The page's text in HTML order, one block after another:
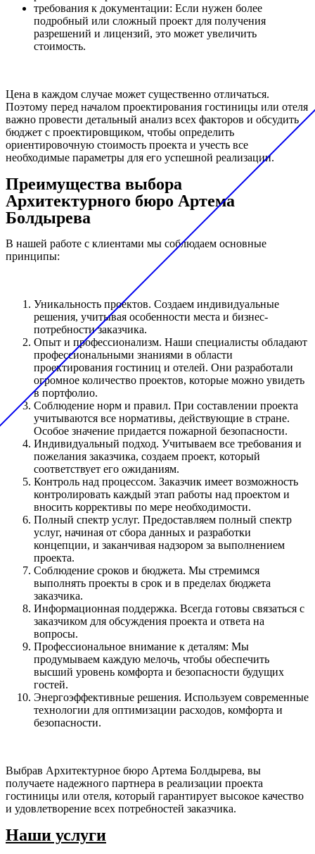
требования к документации: Если нужен более
подробный или сложный проект для получения
разрешений и лицензий, это может увеличить
стоимость.
Цена в каждом случае может существенно отличаться.
Поэтому перед началом проектирования гостиницы или отеля
важно провести детальный анализ всех факторов и обсудить
бюджет с проектировщиком, чтобы определить
ориентировочную стоимость проекта и учесть все
необходимые параметры для его успешной реализации.
Преимущества выбора
Архитектурного бюро Артема
Болдырева
В нашей работе с клиентами мы соблюдаем основные
принципы:
Уникальность проектов. Создаем индивидуальные
решения, учитывая особенности места и бизнес-
потребности заказчика.
Опыт и профессионализм. Наши специалисты обладают
профессиональными знаниями в области
проектирования гостиниц и отелей. Они разработали
огромное количество проектов, которые можно увидеть
в портфолио.
Соблюдение норм и правил. При составлении проекта
учитываются все нормативы, действующие в стране.
Особое значение придается пожарной безопасности.
Индивидуальный подход. Учитываем все требования и
пожелания заказчика, создаем проект, который
соответствует его ожиданиям.
Контроль над процессом. Заказчик имеет возможность
контролировать каждый этап работы над проектом и
вносить коррективы по мере необходимости.
Полный спектр услуг. Предоставляем полный спектр
услуг, начиная от сбора данных и разработки
концепции, и заканчивая надзором за выполнением
проекта.
Соблюдение сроков и бюджета. Мы стремимся
выполнять проекты в срок и в пределах бюджета
заказчика.
Информационная поддержка. Всегда готовы связаться с
заказчиком для обсуждения проекта и ответа на
вопросы.
Профессиональное внимание к деталям: Мы
продумываем каждую мелочь, чтобы обеспечить
высший уровень комфорта и безопасности будущих
гостей.
Энергоэффективные решения. Используем современные
технологии для оптимизации расходов, комфорта и
безопасности.
Выбрав Архитектурное бюро Артема Болдырева, вы
получаете надежного партнера в реализации проекта
гостиницы или отеля, который гарантирует высокое качество
и удовлетворение всех потребностей заказчика.
Наши услуги